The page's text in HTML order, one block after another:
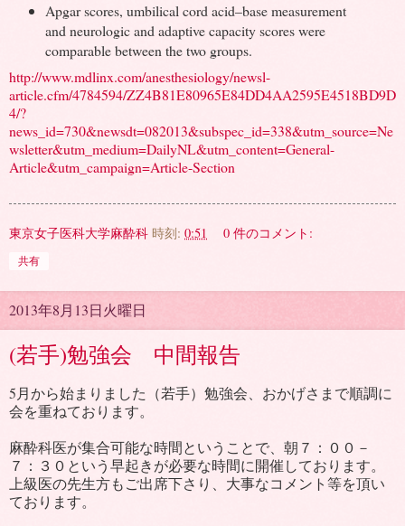
Apgar scores, umbilical cord acid–base measurement
and neurologic and adaptive capacity scores were
comparable between the two groups.
http://www.mdlinx.com/anesthesiology/newsl-
article.cfm/4784594/ZZ4B81E80965E84DD4AA2595E4518BD9D
4/?
news_id=730&newsdt=082013&subspec_id=338&utm_source=Ne
wsletter&utm_medium=DailyNL&utm_content=General-
Article&utm_campaign=Article-Section
東京女子医科大学麻酔科 時刻: 0:51 0 件のコメント:
共有
2013年8月13日火曜日
(若手)勉強会 中間報告
5月から始まりました（若手）勉強会、おかげさまで順調に
会を重ねております。
麻酔科医が集合可能な時間ということで、朝７：００－
７：３０という早起きが必要な時間に開催しております。
上級医の先生方もご出席下さり、大事なコメント等を頂い
ております。